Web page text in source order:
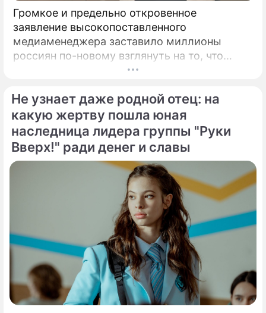
Громкое и предельно откровенное
заявление высокопоставленного
медиаменеджера заставило миллионы
россиян по-новому взглянуть на то, что
годами происходит на экране главного
Генеральный директор мощнейшего
холдинга "Газпром-медиа" Александр Жаров
решился на неожидаемый и крайне острый
демарш.
Не узнает даже родной отец: на
какую жертву пошла юная
наследница лидера группы "Руки
Вверх!" ради денег и славы